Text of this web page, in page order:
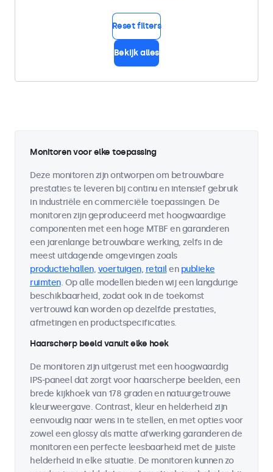
Reset filters
Bekijk alles
Monitoren voor elke toepassing
Deze monitoren zijn ontworpen om betrouwbare
prestaties te leveren bij continu en intensief gebruik
in industriële en commerciële toepassingen. De
monitoren zijn geproduceerd met hoogwaardige
componenten met een hoge MTBF en garanderen
een jarenlange betrouwbare werking, zelfs in de
meest uitdagende omgevingen zoals
productiehallen, voertuigen, retailen publieke
ruimten. Op alle modellen bieden wij een langdurige
beschikbaarheid, zodat ook in de toekomst
vertrouwd kan worden op dezelfde prestaties,
afmetingen en productspecificaties.
Haarscherp beeld vanuit elke hoek
De monitoren zijn uitgerust met een hoogwaardig
IPS-paneel dat zorgt voor haarscherpe beelden, een
brede kijkhoek van 178 graden en natuurgetrouwe
kleurweergave. Contrast, kleur en helderheid zijn
eenvoudig naar wens in te stellen, en met opties voor
zowel een glossy als matte afwerking garanderen de
monitoren een perfecte leesbaarheid met de juiste
helderheid in elke situatie. De monitoren kunnen zo